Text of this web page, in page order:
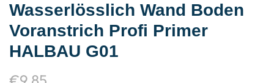
Wasserlösslich Wand Boden
Voranstrich Profi Primer
HALBAU G01